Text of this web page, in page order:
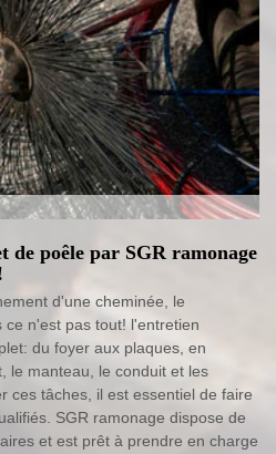
de poêle par SGR ramonage
d'une cheminée, le
n'est pas tout! l'entretien
du foyer aux plaques, en
le manteau, le conduit et les
ces tâches, il est essentiel de faire
SGR ramonage dispose de
et est prêt à prendre en charge